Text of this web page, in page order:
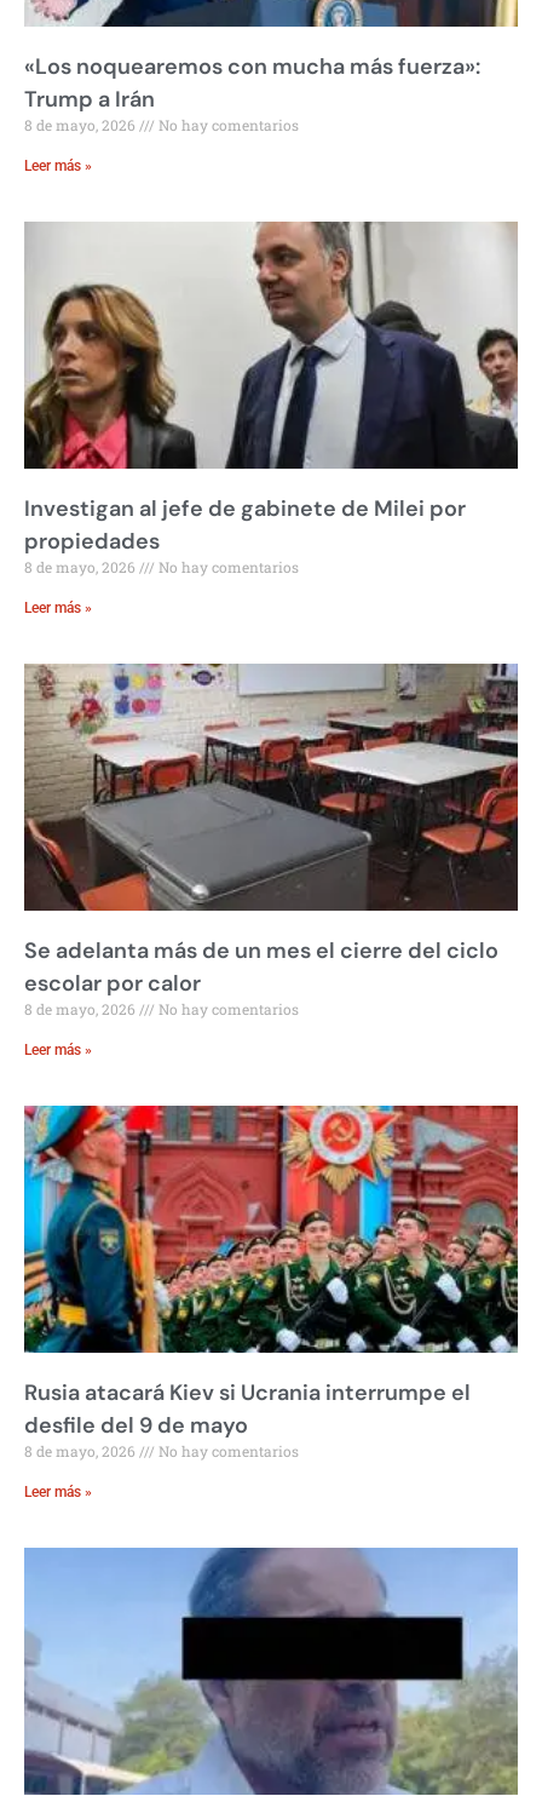
«Los noquearemos con mucha más fuerza»:
Trump a Irán
8 de mayo, 2026 No hay comentarios
Leer más »
Investigan al jefe de gabinete de Milei por
propiedades
8 de mayo, 2026 No hay comentarios
Leer más »
Se adelanta más de un mes el cierre del ciclo
escolar por calor
8 de mayo, 2026 No hay comentarios
Leer más »
Rusia atacará Kiev si Ucrania interrumpe el
desfile del 9 de mayo
8 de mayo, 2026 No hay comentarios
Leer más »